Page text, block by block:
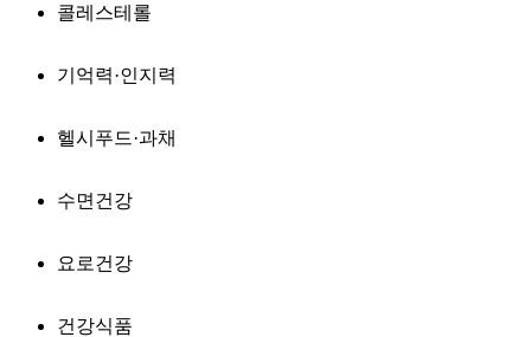
콜레스테롤
기억력·인지력
헬시푸드·과채
수면건강
요로건강
건강식품